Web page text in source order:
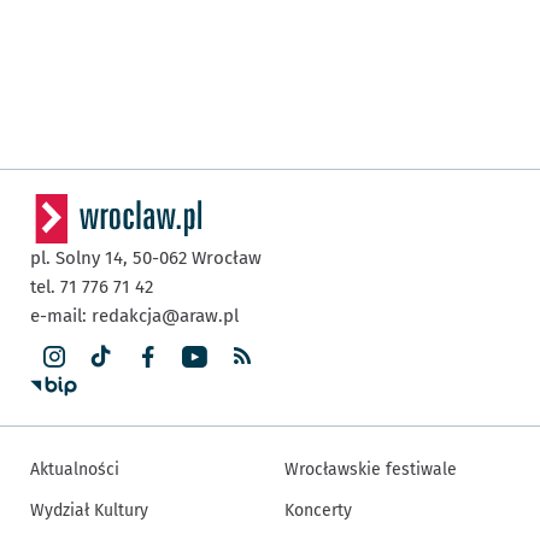
pl. Solny 14, 50-062 Wrocław
tel. 71 776 71 42
e-mail: redakcja@araw.pl
Aktualności
Wydział Kultury
Wrocławskie festiwale
Koncerty